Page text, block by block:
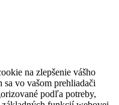
na zlepšenie vášho
vo vašom prehliadači
podľa potreby,